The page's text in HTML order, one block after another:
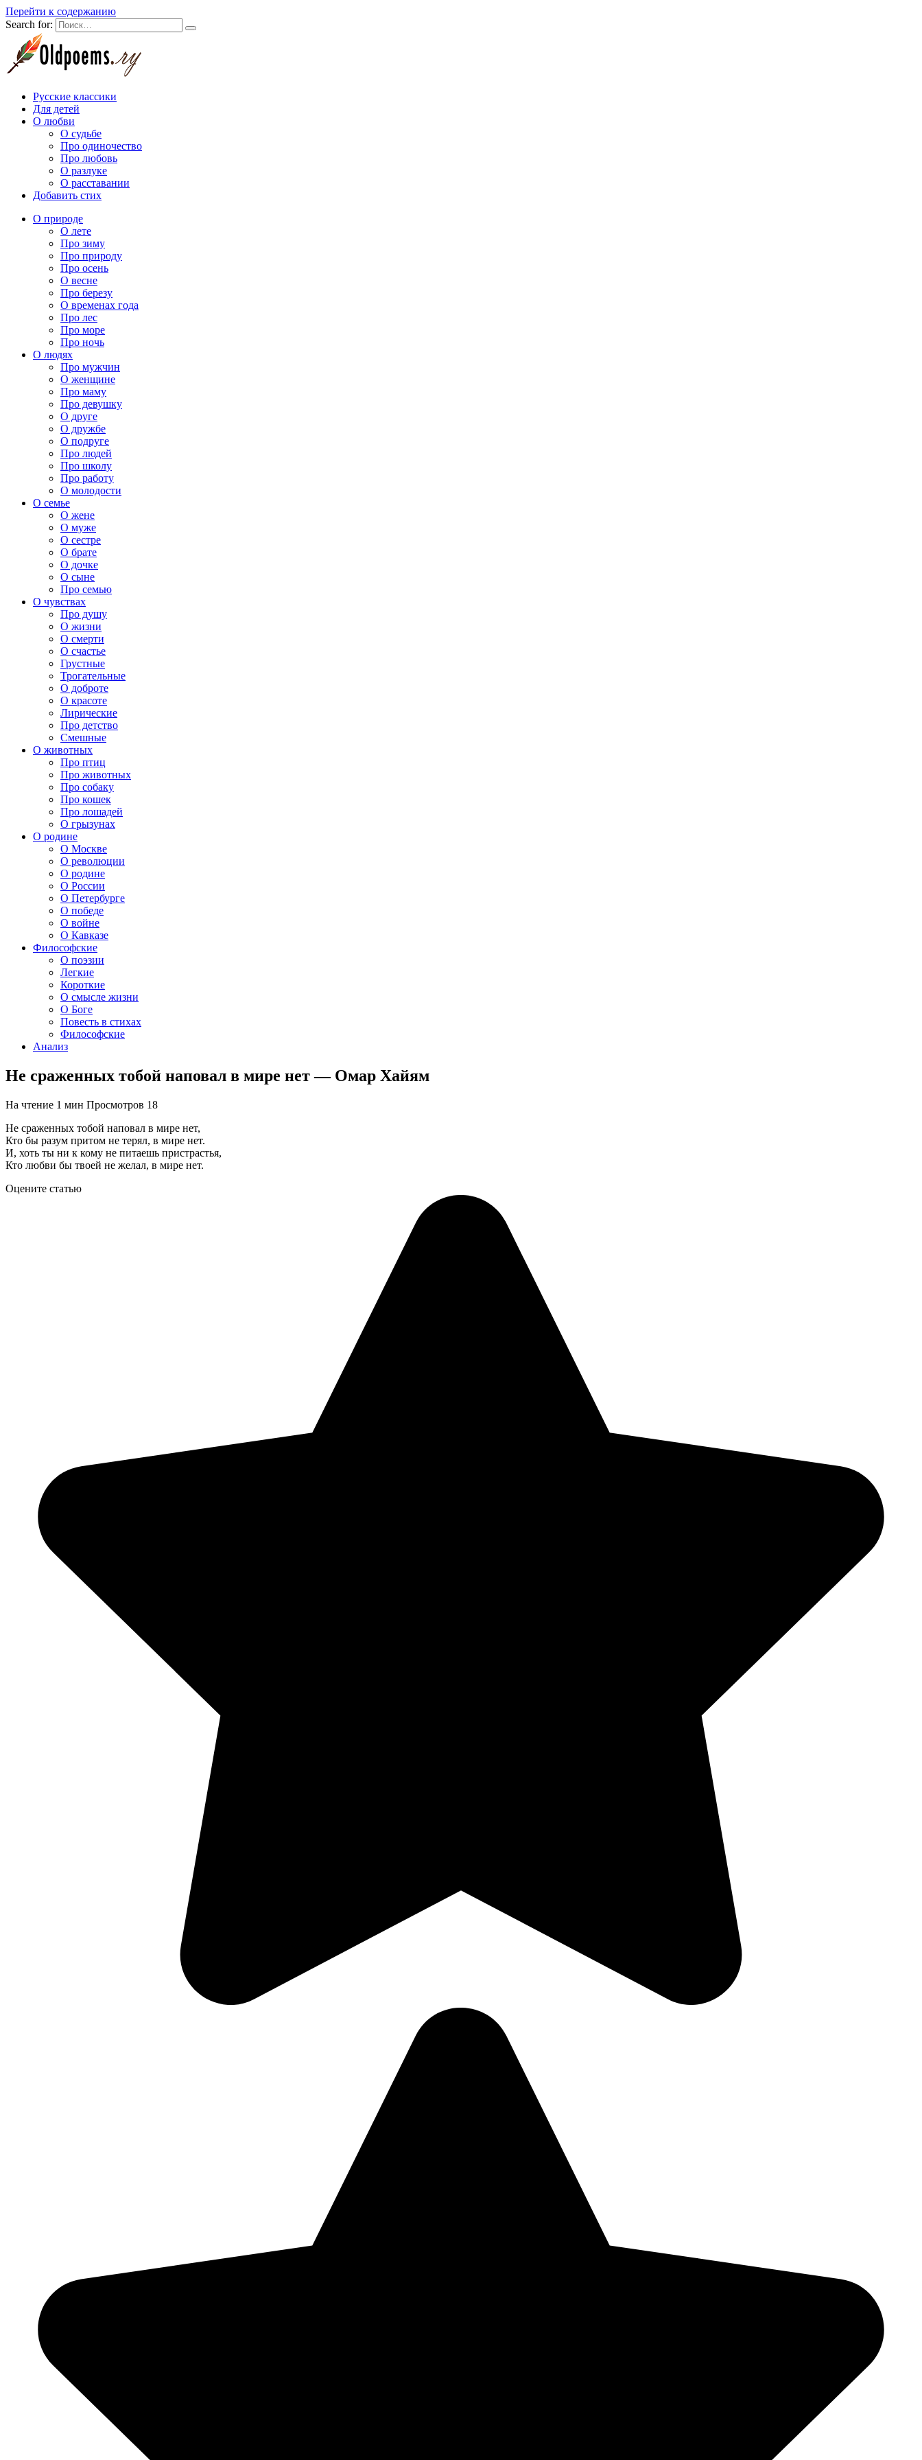
Перейти к содержанию
Search for:
Русские классики
Для детей
О любви
О судьбе
Про одиночество
Про любовь
О разлуке
О расставании
Добавить стих
О природе
О лете
Про зиму
Про природу
Про осень
О весне
Про березу
О временах года
Про лес
Про море
Про ночь
О людях
Про мужчин
О женщине
Про маму
Про девушку
О друге
О дружбе
О подруге
Про людей
Про школу
Про работу
О молодости
О семье
О жене
О муже
О сестре
О брате
О дочке
О сыне
Про семью
О чувствах
Про душу
О жизни
О смерти
О счастье
Грустные
Трогательные
О доброте
О красоте
Лирические
Про детство
Смешные
О животных
Про птиц
Про животных
Про собаку
Про кошек
Про лошадей
О грызунах
О родине
О Москве
О революции
О родине
О России
О Петербурге
О победе
О войне
О Кавказе
Философские
О поэзии
Легкие
Короткие
О смысле жизни
О Боге
Повесть в стихах
Философские
Анализ
Не сраженных тобой наповал в мире нет — Омар Хайям
На чтение 1 мин Просмотров 18
Не сраженных тобой наповал в мире нет,
Кто бы разум притом не терял, в мире нет.
И, хоть ты ни к кому не питаешь пристрастья,
Кто любви бы твоей не желал, в мире нет.
Оцените статью